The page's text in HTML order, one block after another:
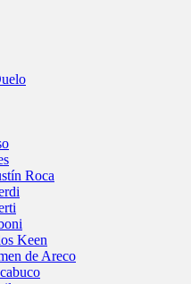
Roca
Keen
de Areco